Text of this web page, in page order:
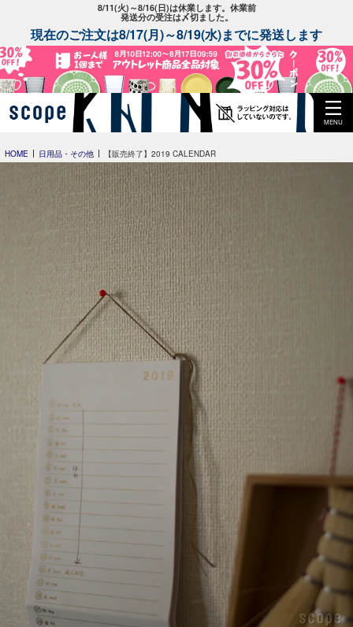
8/11(火)～8/16(日)は休業します。休業前
発送分の受注は〆切ました。
現在のご注文は8/17(月)～8/19(水)までに発送します
MENU
HOME 日用品・その他 【販売終了】2019 CALENDAR